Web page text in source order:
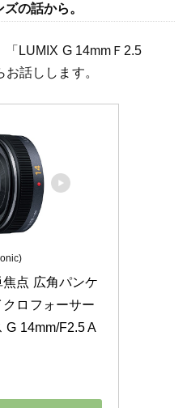
の話から。
LUMIX G 14mmＦ2.5
話しします。
点 広角パンケ
ロフォーサー
G 14mm/F2.5 A